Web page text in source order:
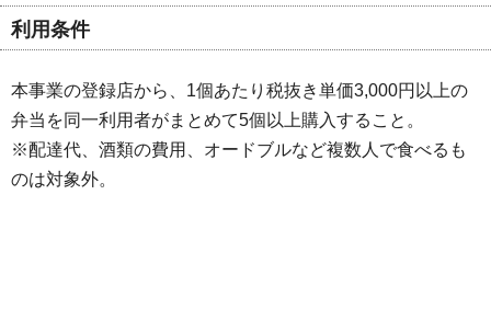
利用条件
本事業の登録店から、1個あたり税抜き単価3,000円以上の
弁当を同一利用者がまとめて5個以上購入すること。
※配達代、酒類の費用、オードブルなど複数人で食べるも
のは対象外。